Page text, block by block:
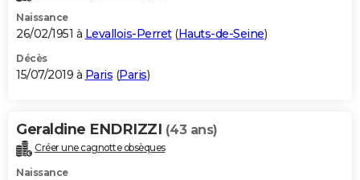
Naissance
26/02/1951 à Levallois-Perret(Hauts-de-Seine)
Décès
15/07/2019 à Paris (Paris)
Geraldine ENDRIZZI (43 ans)
Créer une cagnotte obsèques
Naissance